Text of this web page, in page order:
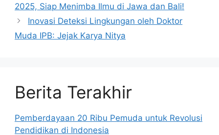
2025, Siap Menimba Ilmu di Jawa dan Bali!
Inovasi Deteksi Lingkungan oleh Doktor
Muda IPB: Jejak Karya Nitya
Berita Terakhir
Pemberdayaan 20 Ribu Pemuda untuk Revolusi
Pendidikan di Indonesia